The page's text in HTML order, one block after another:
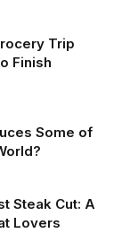
Trip
Finish
Some of
Steak Cut: A
Lovers